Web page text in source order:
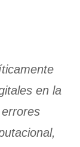
en la